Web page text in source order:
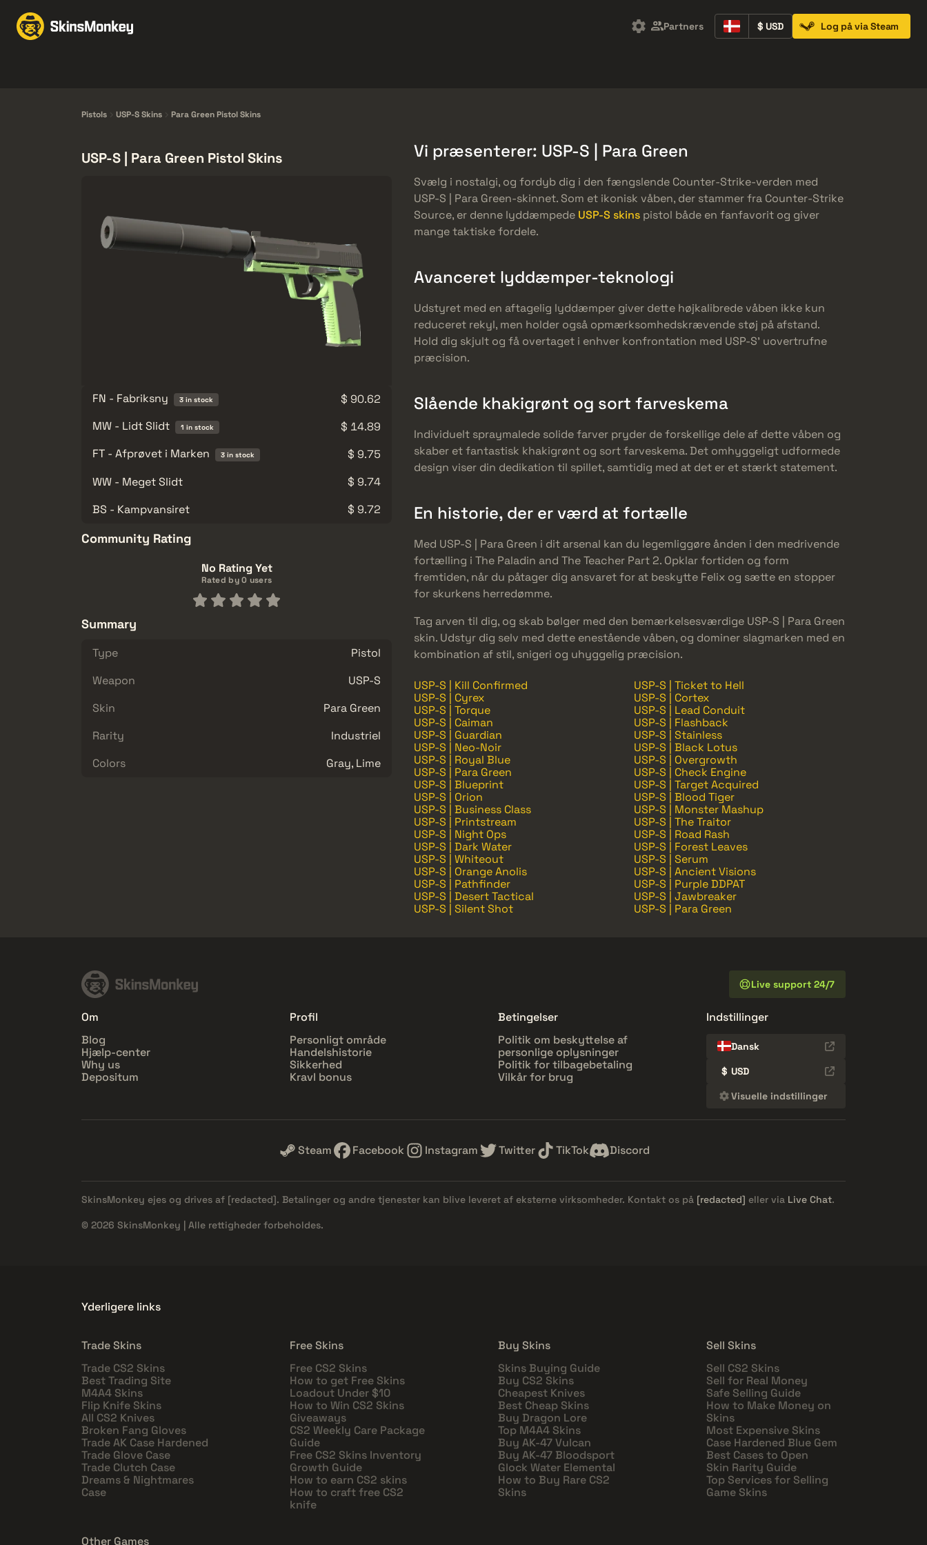
Partners $ USD Log på via Steam
Pistols USP-S Skins Para Green Pistol Skins
USP-S | Para Green Pistol Skins
FN - Fabriksny 3 in stock
$ 90.62
MW - Lidt Slidt
1 in stock
$ 14.89
FT - Afprøvet i Marken
3 in stock
$ 9.75
WW - Meget Slidt
$ 9.74
BS - Kampvansiret
$ 9.72
Community Rating
No Rating Yet
Rated by 0 users
Summary
Type
Pistol
Weapon
USP-S
Skin
Para Green
Rarity
Industriel
Colors
Gray, Lime
Vi præsenterer: USP-S | Para Green
Svælg i nostalgi, og fordyb dig i den fængslende Counter-Strike-verden med
USP-S | Para Green-skinnet. Som et ikonisk våben, der stammer fra Counter-Strike
Source, er denne lyddæmpede USP-S skins pistol både en fanfavorit og giver
mange taktiske fordele.
Avanceret lyddæmper-teknologi
Udstyret med en aftagelig lyddæmper giver dette højkalibrede våben ikke kun
reduceret rekyl, men holder også opmærksomhedskrævende støj på afstand.
Hold dig skjult og få overtaget i enhver konfrontation med USP-S’ uovertrufne
præcision.
Slående khakigrønt og sort farveskema
Individuelt spraymalede solide farver pryder de forskellige dele af dette våben og
skaber et fantastisk khakigrønt og sort farveskema. Det omhyggeligt udformede
design viser din dedikation til spillet, samtidig med at det er et stærkt statement.
En historie, der er værd at fortælle
Med USP-S | Para Green i dit arsenal kan du legemliggøre ånden i den medrivende
fortælling i The Paladin and The Teacher Part 2. Opklar fortiden og form
fremtiden, når du påtager dig ansvaret for at beskytte Felix og sætte en stopper
for skurkens herredømme.
Tag arven til dig, og skab bølger med den bemærkelsesværdige USP-S | Para Green
skin. Udstyr dig selv med dette enestående våben, og dominer slagmarken med en
kombination af stil, snigeri og uhyggelig præcision.
USP-S | Kill Confirmed
USP-S | Ticket to Hell
USP-S | Cyrex
USP-S | Cortex
USP-S | Torque
USP-S | Lead Conduit
USP-S | Caiman
USP-S | Flashback
USP-S | Guardian
USP-S | Stainless
USP-S | Neo-Noir
USP-S | Black Lotus
USP-S | Royal Blue
USP-S | Overgrowth
USP-S | Para Green
USP-S | Check Engine
USP-S | Blueprint
USP-S | Target Acquired
USP-S | Orion
USP-S | Blood Tiger
USP-S | Business Class
USP-S | Monster Mashup
USP-S | Printstream
USP-S | The Traitor
USP-S | Night Ops
USP-S | Road Rash
USP-S | Dark Water
USP-S | Forest Leaves
USP-S | Whiteout
USP-S | Serum
USP-S | Orange Anolis
USP-S | Ancient Visions
USP-S | Pathfinder
USP-S | Purple DDPAT
USP-S | Desert Tactical
USP-S | Jawbreaker
USP-S | Silent Shot
USP-S | Para Green
Live support 24/7
Om
Blog
Hjælp-center
Why us
Depositum
Profil
Personligt område
Handelshistorie
Sikkerhed
Kravl bonus
Betingelser
Politik om beskyttelse af
personlige oplysninger
Politik for tilbagebetaling
Vilkår for brug
Indstillinger
Dansk
$ USD
Visuelle indstillinger
Steam Facebook Instagram Twitter TikTok Discord
SkinsMonkey ejes og drives af [redacted]. Betalinger og andre tjenester kan blive leveret af eksterne virksomheder. Kontakt os på [redacted] eller via Live Chat.
© 2026 SkinsMonkey | Alle rettigheder forbeholdes.
Yderligere links
Trade Skins
Trade CS2 Skins
Best Trading Site
M4A4 Skins
Flip Knife Skins
All CS2 Knives
Broken Fang Gloves
Trade AK Case Hardened
Trade Glove Case
Trade Clutch Case
Dreams & Nightmares
Case
Free Skins
Free CS2 Skins
How to get Free Skins
Loadout Under $10
How to Win CS2 Skins
Giveaways
CS2 Weekly Care Package
Guide
Free CS2 Skins Inventory
Growth Guide
How to earn CS2 skins
How to craft free CS2
knife
Buy Skins
Skins Buying Guide
Buy CS2 Skins
Cheapest Knives
Best Cheap Skins
Buy Dragon Lore
Top M4A4 Skins
Buy AK-47 Vulcan
Buy AK-47 Bloodsport
Glock Water Elemental
How to Buy Rare CS2
Skins
Sell Skins
Sell CS2 Skins
Sell for Real Money
Safe Selling Guide
How to Make Money on
Skins
Most Expensive Skins
Case Hardened Blue Gem
Best Cases to Open
Skin Rarity Guide
Top Services for Selling
Game Skins
Other Games